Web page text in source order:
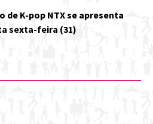
de K-pop NTX se apresenta
sexta-feira (31)